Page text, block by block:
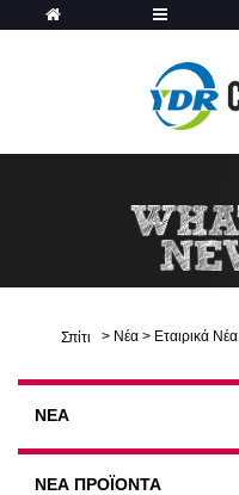
Σπίτι > Νέα > Εταιρικά Νέα
ΝΈΑ
ΝΈΑ ΠΡΟΪΌΝΤΑ